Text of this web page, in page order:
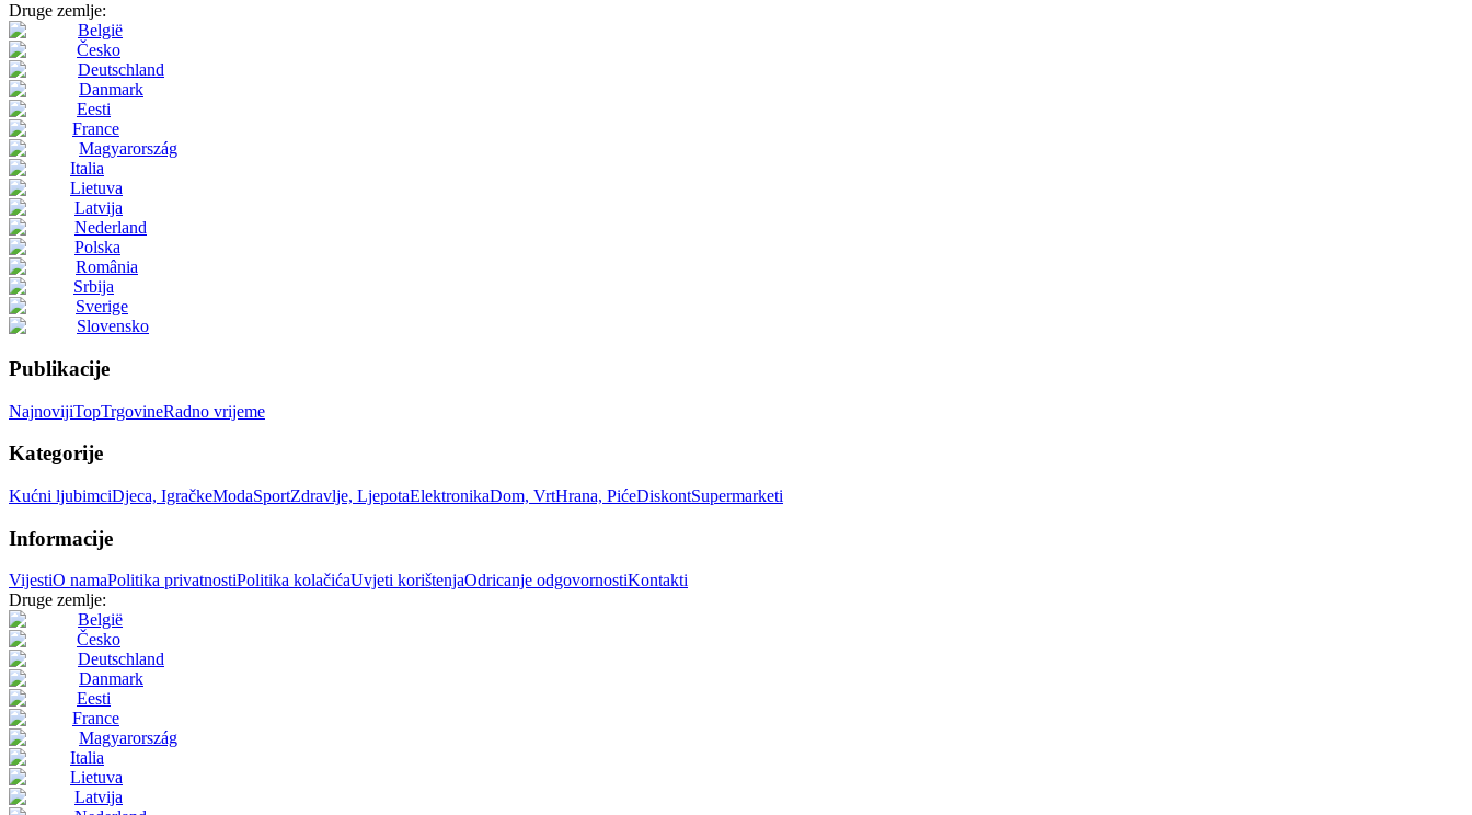
Druge zemlje:
België
Česko
Deutschland
Danmark
Eesti
France
Magyarország
Italia
Lietuva
Latvija
Nederland
Polska
România
Srbija
Sverige
Slovensko
Publikacije
NajnovijiTopTrgovineRadno vrijeme
Kategorije
Kućni ljubimciDjeca, IgračkeModaSportZdravlje, LjepotaElektronikaDom, VrtHrana, PićeDiskontSupermarketi
Informacije
VijestiO namaPolitika privatnostiPolitika kolačićaUvjeti korištenjaOdricanje odgovornostiKontakti
Druge zemlje:
België
Česko
Deutschland
Danmark
Eesti
France
Magyarország
Italia
Lietuva
Latvija